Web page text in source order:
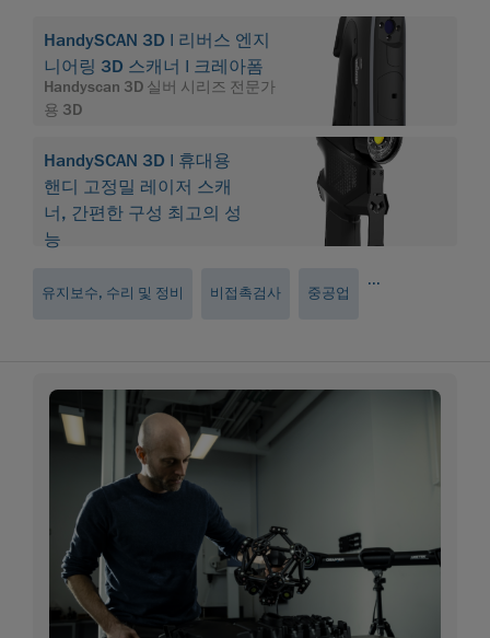
HandySCAN 3D | 리버스 엔지
니어링 3D 스캐너 | 크레아폼
Handyscan 3D 실버 시리즈 전문가
용 3D
HandySCAN 3D | 휴대용
핸디 고정밀 레이저 스캐
너, 간편한 구성 최고의 성
능
유지보수, 수리 및 정비 비접촉검사 중공업
...